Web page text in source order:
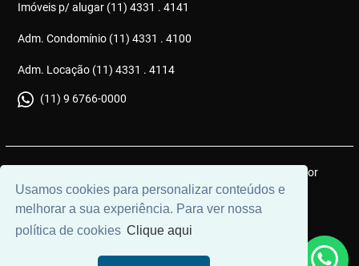
Usamos cookies para personalizar conteúdos e
melhorar a sua experiência. Para ver nossa
política de cookies Clique aqui
Imóveis p/ alugar (11) 4331 . 4141
Adm. Condomínio (11) 4331 . 4100
Adm. Locação (11) 4331 . 4114
(11) 9 6766-0000
© 2026 | Gonçalves Imóveis | CRECI: J6051 | Desenvolvido por
Universal Software.